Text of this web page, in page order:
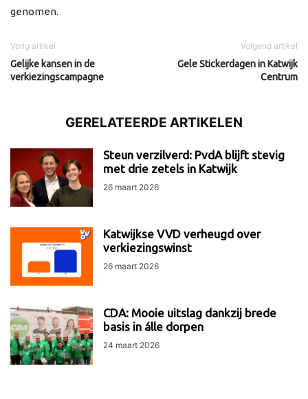
genomen.
Vorig artikel
Gelijke kansen in de
verkiezingscampagne
Volgend artikel
Gele Stickerdagen in Katwijk
Centrum
GERELATEERDE ARTIKELEN
Steun verzilverd: PvdA blijft stevig
met drie zetels in Katwijk
26 maart 2026
Katwijkse VVD verheugd over
verkiezingswinst
26 maart 2026
CDA: Mooie uitslag dankzij brede
basis in álle dorpen
24 maart 2026